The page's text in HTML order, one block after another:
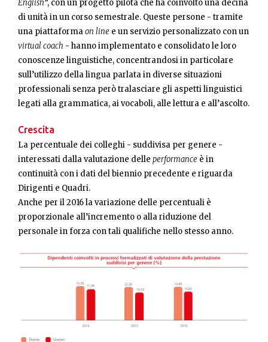
English”, con un progetto pilota che ha coinvolto una decina
di unità in un corso semestrale. Queste persone - tramite
una piattaformaon line e un servizio personalizzato con un
virtual coach - hanno implementato e consolidato le loro
conoscenze linguistiche, concentrandosi in particolare
sull’utilizzo della lingua parlata in diverse situazioni
professionali senza però tralasciare gli aspetti linguistici
legati alla grammatica, ai vocaboli, alle lettura e all’ascolto.
Crescita
La percentuale dei colleghi - suddivisa per genere -
interessati dalla valutazione delle performance è in
continuità con i dati del biennio precedente e riguarda
Dirigenti e Quadri.
Anche per il 2016 la variazione delle percentuali è
proporzionale all’incremento o alla riduzione del
personale in forza con tali qualifiche nello stesso anno.